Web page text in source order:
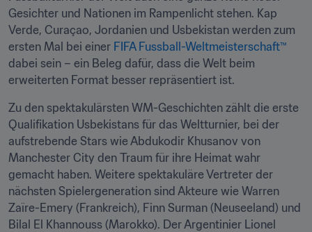
Gesichter und Nationen im Rampenlicht stehen. Kap
Verde, Curaçao, Jordanien und Usbekistan werden zum
ersten Mal bei einer FIFA Fussball-Weltmeisterschaft™
dabei sein – ein Beleg dafür, dass die Welt beim
erweiterten Format besser repräsentiert ist.
Zu den spektakulärsten WM-Geschichten zählt die erste
Qualifikation Usbekistans für das Weltturnier, bei der
aufstrebende Stars wie Abdukodir Khusanov von
Manchester City den Traum für ihre Heimat wahr
gemacht haben. Weitere spektakuläre Vertreter der
nächsten Spielergeneration sind Akteure wie Warren
Zaïre-Emery (Frankreich), Finn Surman (Neuseeland) und
Bilal El Khannouss (Marokko). Der Argentinier Lionel